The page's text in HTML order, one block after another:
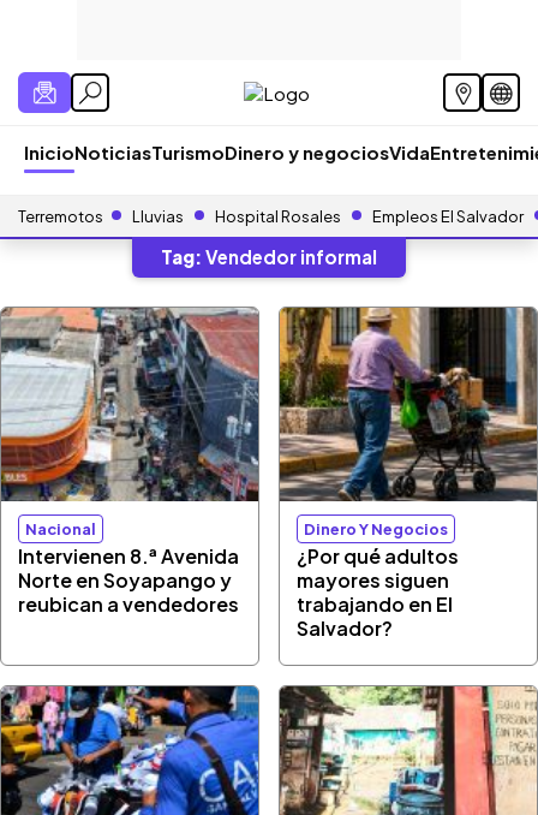
InicioNoticiasTurismoDinero y negociosVida
Terremotos Lluvias Hospital Rosales Empleos El Salvador
Tag: Vendedor informal
Nacional
Intervienen 8.ª Avenida
Norte en Soyapango y
reubican a vendedores
Dinero Y Negocios
¿Por qué adultos
mayores siguen
trabajando en El
Salvador?